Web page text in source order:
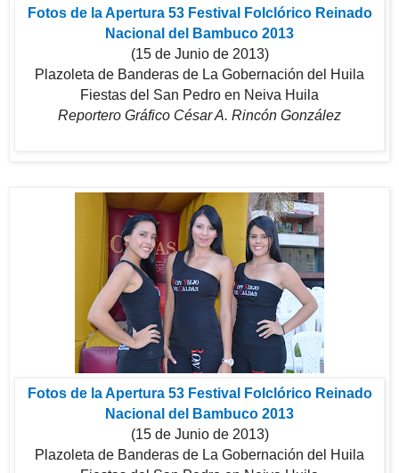
Fotos de la Apertura 53 Festival Folclórico Reinado
Nacional del Bambuco 2013
(15 de Junio de 2013)
Plazoleta de Banderas de La Gobernación del Huila
Fiestas del San Pedro en Neiva Huila
Reportero Gráfico César A. Rincón González
Fotos de la Apertura 53 Festival Folclórico Reinado
Nacional del Bambuco 2013
(15 de Junio de 2013)
Plazoleta de Banderas de La Gobernación del Huila